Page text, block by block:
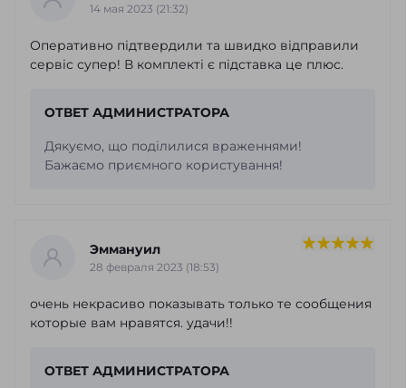
14 мая 2023 (21:32)
Оперативно підтвердили та швидко відправили
сервіс супер! В комплекті є підставка це плюс.
ОТВЕТ АДМИНИСТРАТОРА
Дякуємо, що поділилися враженнями!
Бажаємо приємного користування!
Эммануил
28 февраля 2023 (18:53)
очень некрасиво показывать только те сообщения
которые вам нравятся. удачи!!
ОТВЕТ АДМИНИСТРАТОРА